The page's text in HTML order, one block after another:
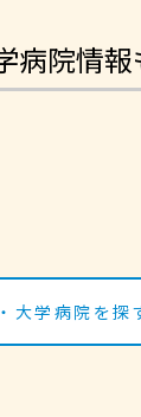
病院情
大学病院を探